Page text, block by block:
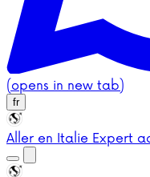
(opens in new tab)
fr
Aller en Italie Expert